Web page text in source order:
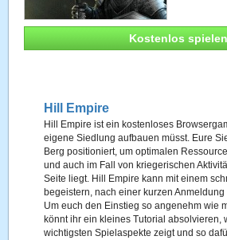
Kostenlos spielen
Hill Empire
Hill Empire ist ein kostenloses
eigene Siedlung aufbauen müsst. Eure
Berg positioniert, um optimalen
und auch im Fall von kriegerischen
Seite liegt. Hill Empire kann mit einem
begeistern, nach einer kurzen
Um euch den Einstieg so angenehm wie
könnt ihr ein kleines Tutorial absolvieren,
wichtigsten Spielaspekte zeigt und so